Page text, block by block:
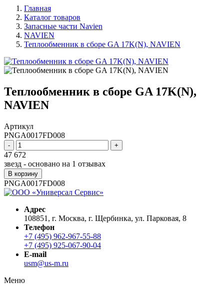
Главная
Каталог товаров
Запасные части Navien
NAVIEN
Теплообменник в сборе GA 17K(N), NAVIEN
Теплообменник в сборе GA 17K(N),
NAVIEN
Артикул
PNGA0017FD008
- +
47 672
звезд - основано на 1 отзывах
В корзину
PNGA0017FD008
Адрес
108851, г. Москва, г. Щербинка, ул. Парковая, 8
Телефон
+7 (495) 962-967-55-88
+7 (495) 925-067-90-04
E-mail
usm@us-m.ru
Меню